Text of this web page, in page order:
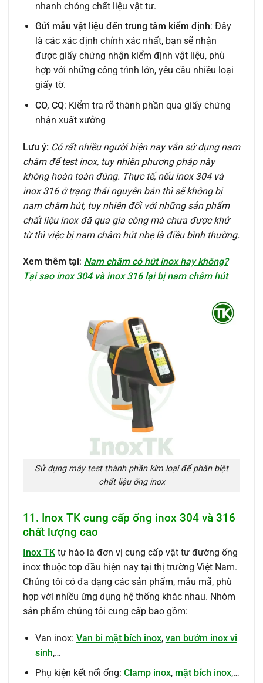
nhanh chóng chất liệu vật tư.
Gửi mẫu vật liệu đến trung tâm kiểm định: Đây
là các xác định chính xác nhất, bạn sẽ nhận
được giấy chứng nhận kiểm định vật liệu, phù
hợp với những công trình lớn, yêu cầu nhiều loại
giấy tờ.
CO, CQ: Kiểm tra rõ thành phần qua giấy chứng
nhận xuất xưởng
Lưu ý: Có rất nhiều người hiện nay vẫn sử dụng nam
châm để test inox, tuy nhiên phương pháp này
không hoàn toàn đúng. Thực tế, nếu inox 304 và
inox 316 ở trạng thái nguyên bản thì sẽ không bị
nam châm hút, tuy nhiên đối với những sản phẩm
chất liệu inox đã qua gia công mà chưa được khử
từ thì việc bị nam châm hút nhẹ là điều bình thường.
Xem thêm tại: Nam châm có hút inox hay không?
Tại sao inox 304 và inox 316 lại bị nam châm hút
Sử dụng máy test thành phần kim loại để phân biệt
chất liệu ống inox
11. Inox TK cung cấp ống inox 304 và 316
chất lượng cao
Inox TK tự hào là đơn vị cung cấp vật tư đường ống
inox thuộc top đầu hiện nay tại thị trường Việt Nam.
Chúng tôi có đa dạng các sản phẩm, mẫu mã, phù
hợp với nhiều ứng dụng hệ thống khác nhau. Nhóm
sản phẩm chúng tôi cung cấp bao gồm:
Van inox: Van bi mặt bích inox, van bướm inox vi
sinh,…
Phụ kiện kết nối ống: Clamp inox, mặt bích inox,…